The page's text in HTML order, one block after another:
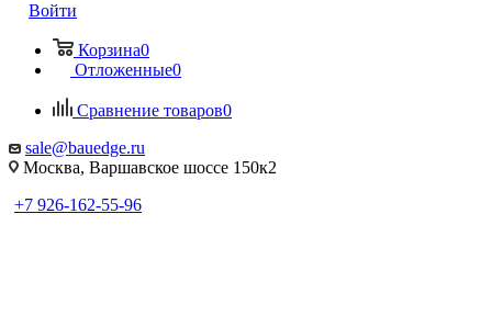
Войти
Корзина0
Отложенные0
Сравнение товаров0
sale@bauedge.ru
Москва, Варшавское шоссе 150к2
+7 926-162-55-96